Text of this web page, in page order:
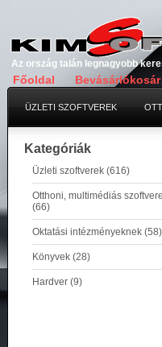
Főoldal Bevásárlókosár
Az ország talán legnagyobb
ÜZLETI SZOFTVEREK
Kategóriák
Üzleti szoftverek (616)
Otthoni, multimédiás
(66)
Oktatási intézményeknek (58)
Könyvek (28)
Hardver (9)